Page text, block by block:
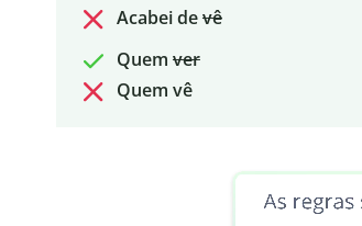
Acabei devê
Quem ver
Quem vê